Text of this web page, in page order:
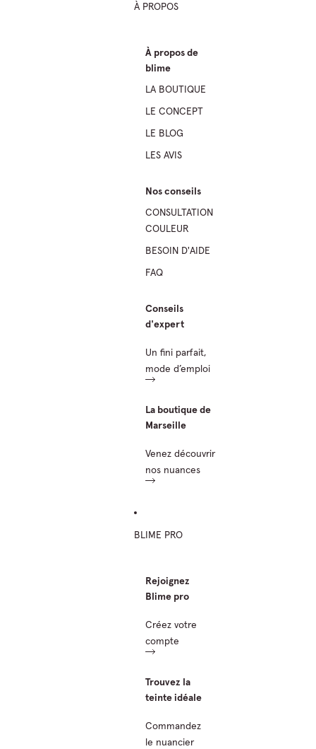
À PROPOS
À propos de
blime
LA BOUTIQUE
LE CONCEPT
LE BLOG
LES AVIS
Nos conseils
CONSULTATION
COULEUR
BESOIN D'AIDE
FAQ
Conseils
d'expert
Un fini parfait,
mode d’emploi
La boutique de
Marseille
Venez découvrir
nos nuances
BLIME PRO
Rejoignez
Blime pro
Créez votre
compte
Trouvez la
teinte idéale
Commandez
le nuancier